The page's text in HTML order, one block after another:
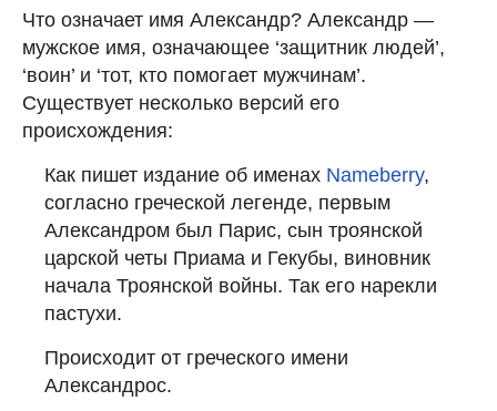
Что означает имя Александр? Александр —
мужское имя, означающее ‘защитник людей’,
‘воин’ и ‘тот, кто помогает мужчинам’.
Существует несколько версий его
происхождения:
Как пишет издание об именах Nameberry,
согласно греческой легенде, первым
Александром был Парис, сын троянской
царской четы Приама и Гекубы, виновник
начала Троянской войны. Так его нарекли
пастухи.
Происходит от греческого имени
Александрос.